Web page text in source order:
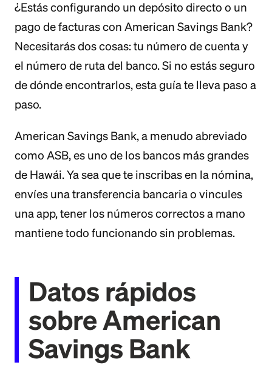
¿Estás configurando un depósito directo o un
pago de facturas con American Savings Bank?
Necesitarás dos cosas: tu número de cuenta y
el número de ruta del banco. Si no estás seguro
de dónde encontrarlos, esta guía te lleva paso a
paso.
American Savings Bank, a menudo abreviado
como ASB, es uno de los bancos más grandes
de Hawái. Ya sea que te inscribas en la nómina,
envíes una transferencia bancaria o vincules
una app, tener los números correctos a mano
mantiene todo funcionando sin problemas.
Datos rápidos
sobre American
Savings Bank